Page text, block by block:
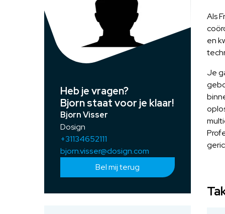
Heb je vragen?
Bjorn staat voor je klaar!
Bjorn Visser
Dosign
+31134652111
bjorn.visser@dosign.com
Bel mij terug
Als
en
Je